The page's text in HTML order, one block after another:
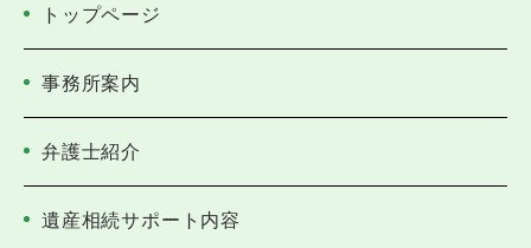
トップページ
事務所案内
弁護士紹介
遺産相続サポート内容